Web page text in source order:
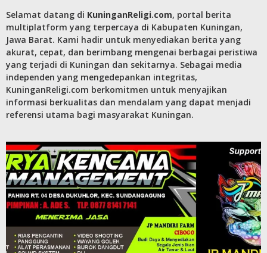
Selamat datang di KuninganReligi.com, portal berita
multiplatform yang terpercaya di Kabupaten Kuningan,
Jawa Barat. Kami hadir untuk menyediakan berita yang
akurat, cepat, dan berimbang mengenai berbagai peristiwa
yang terjadi di Kuningan dan sekitarnya. Sebagai media
independen yang mengedepankan integritas,
KuninganReligi.com berkomitmen untuk menyajikan
informasi berkualitas dan mendalam yang dapat menjadi
referensi utama bagi masyarakat Kuningan.